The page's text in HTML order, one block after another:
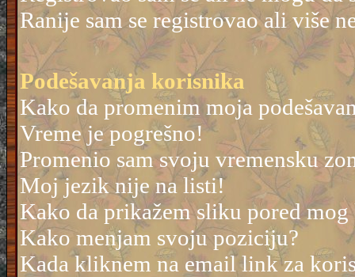
Ranije sam se registrovao ali više
Podešavanja korisnika
Kako da promenim moja
Vreme je pogrešno!
Promenio sam svoju vremensku
Moj jezik nije na listi!
Kako da prikažem sliku pored
Kako menjam svoju poziciju?
Kada kliknem na email link za